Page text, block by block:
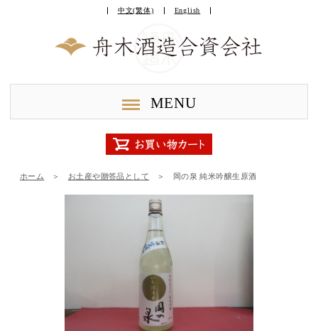
中文(繁体) English
MENU
ホーム ＞ お土産や贈答品として ＞ 岡の泉 純米吟醸生原酒